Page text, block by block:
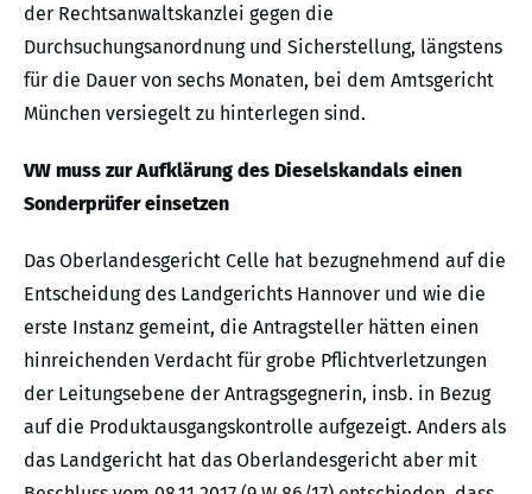
der Rechtsanwaltskanzlei gegen die
Durchsuchungsanordnung und Sicherstellung, längstens
für die Dauer von sechs Monaten, bei dem Amtsgericht
München versiegelt zu hinterlegen sind.
VW muss zur Aufklärung des Dieselskandals einen
Sonderprüfer einsetzen
Das Oberlandesgericht Celle hat bezugnehmend auf die
Entscheidung des Landgerichts Hannover und wie die
erste Instanz gemeint, die Antragsteller hätten einen
hinreichenden Verdacht für grobe Pflichtverletzungen
der Leitungsebene der Antragsgegnerin, insb. in Bezug
auf die Produktausgangskontrolle aufgezeigt. Anders als
das Landgericht hat das Oberlandesgericht aber mit